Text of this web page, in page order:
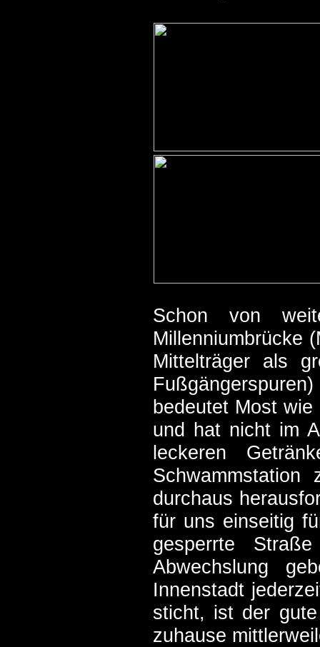
Schon von
Millenniumbrücke
Mittelträger als
bedeutet Most wie
und hat nicht im
leckeren
durchaus
für uns einseitig
gesperrte
Abwechslung
Innenstadt
sticht, ist der
zuhause